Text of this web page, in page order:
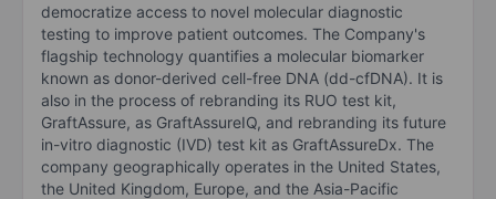
democratize access to novel molecular diagnostic
testing to improve patient outcomes. The Company's
flagship technology quantifies a molecular biomarker
known as donor-derived cell-free DNA (dd-cfDNA). It is
also in the process of rebranding its RUO test kit,
GraftAssure, as GraftAssureIQ, and rebranding its future
in-vitro diagnostic (IVD) test kit as GraftAssureDx. The
company geographically operates in the United States,
the United Kingdom, Europe, and the Asia-Pacific